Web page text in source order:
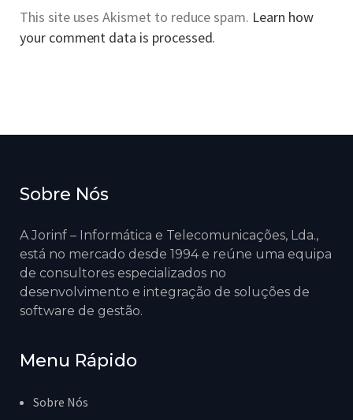
This site uses Akismet to reduce spam. Learn how
your comment data is processed.
Sobre Nós
A Jorinf – Informática e Telecomunicações, Lda.,
está no mercado desde 1994 e reúne uma equipa
de consultores especializados no
desenvolvimento e integração de soluções de
software de gestão.
Menu Rápido
Sobre Nós